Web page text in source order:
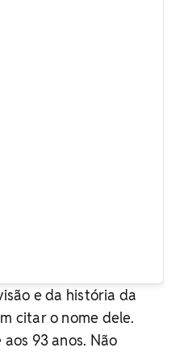
e da história da
citar o nome dele.
93 anos. Não